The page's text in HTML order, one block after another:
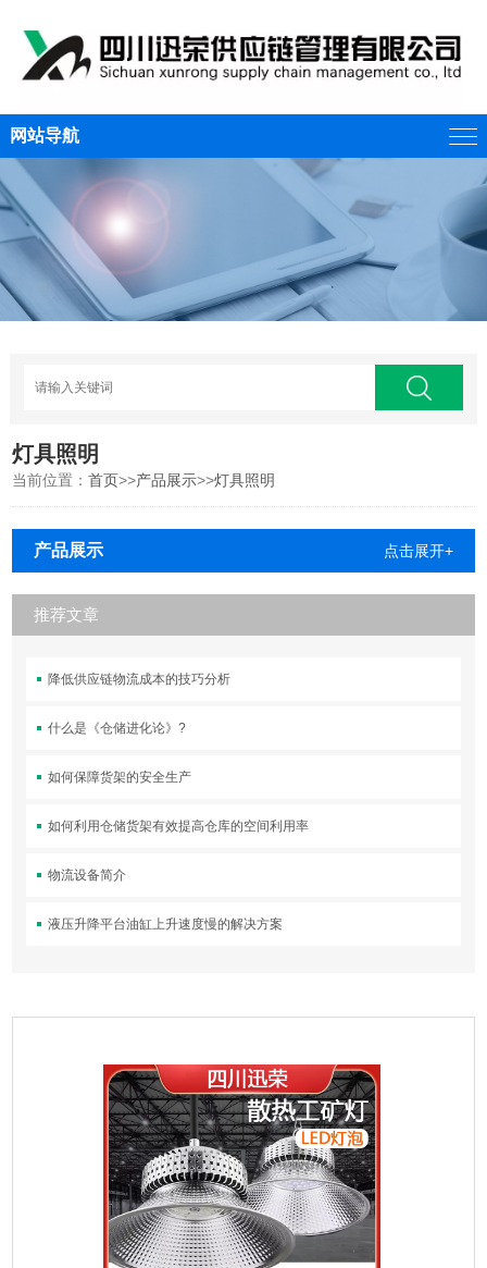
网站导航
灯具照明
当前位置：首页>>产品展示>>灯具照明
产品展示 点击展开+
推荐文章
降低供应链物流成本的技巧分析
什么是《仓储进化论》?
如何保障货架的安全生产
如何利用仓储货架有效提高仓库的空间利用率
物流设备简介
液压升降平台油缸上升速度慢的解决方案